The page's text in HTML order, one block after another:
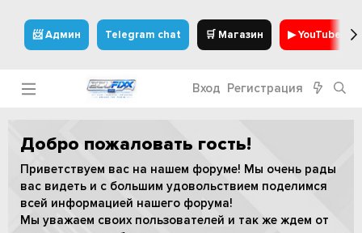
📨 Админ Telegram chat 🛒 Магазин ▶ YouTube
Вход Регистрация
Добро пожаловать гость!
Приветствуем вас на нашем форуме! Мы очень рады
вас видеть и с большим удовольствием поделимся
всей информацией нашего форума!
Мы уважаем своих пользователей и так же ждем от